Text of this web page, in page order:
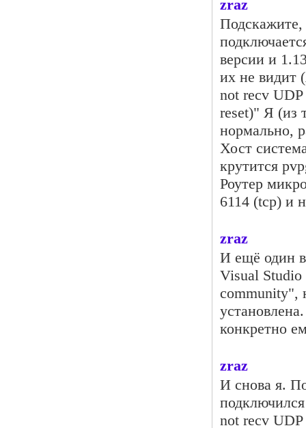
zraz
Подскажите,
версии и
их не видит
not recv
reset)" Я (из
нормально,
Хост
крутится
Роутер
6114 (tcp) и
zraz
И ещё один
Visual Studio
community",
конкретно
zraz
И снова я.
not recv